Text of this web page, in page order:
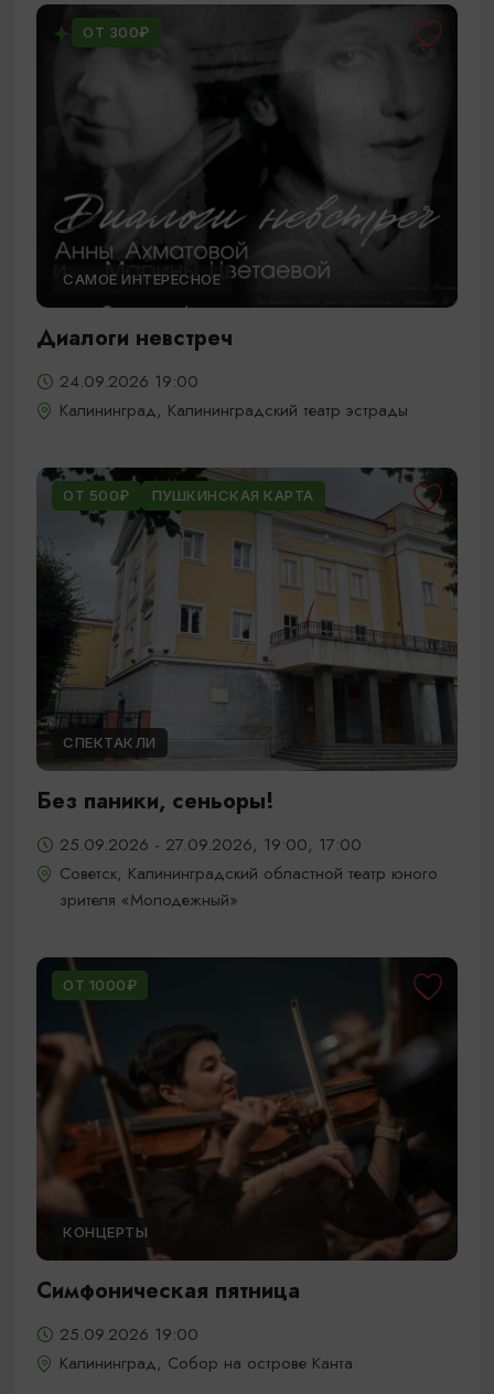
ОТ 300₽
САМОЕ ИНТЕРЕСНОЕ
Диалоги невстреч
24.09.2026 19:00
Калининград, Калининградский театр эстрады
ОТ 500₽ ПУШКИНСКАЯ КАРТА
СПЕКТАКЛИ
Без паники, сеньоры!
25.09.2026 - 27.09.2026, 19:00, 17:00
Советск, Калининградский областной театр юного
зрителя «Молодежный»
ОТ 1000₽
КОНЦЕРТЫ
Симфоническая пятница
25.09.2026 19:00
Калининград, Собор на острове Канта